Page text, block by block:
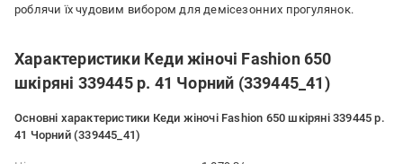
роблячи їх чудовим вибором для демісезонних прогулянок.
Характеристики Кеди жіночі Fashion 650
шкіряні 339445 р. 41 Чорний (339445_41)
Основні характеристики Кеди жіночі Fashion 650 шкіряні 339445 р.
41 Чорний (339445_41)